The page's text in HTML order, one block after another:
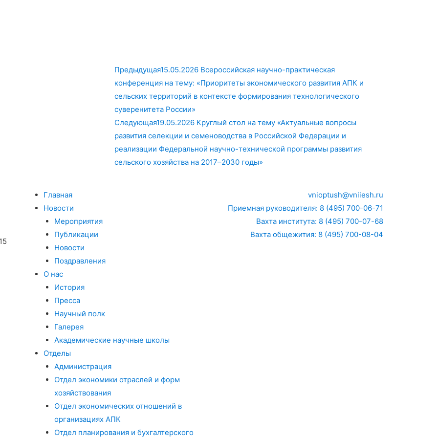
Предыдущая15.05.2026 Всероссийская научно-практическая
конференция на тему: «Приоритеты экономического развития АПК и
сельских территорий в контексте формирования технологического
суверенитета России»
Следующая19.05.2026 Круглый стол на тему «Актуальные вопросы
развития селекции и семеноводства в Российской Федерации и
реализации Федеральной научно-технической программы развития
сельского хозяйства на 2017–2030 годы»
Главная
Новости
Мероприятия
Публикации
Новости
Поздравления
О нас
История
Пресса
Научный полк
Галерея
Академические научные школы
Отделы
Администрация
Отдел экономики отраслей и форм
хозяйствования
Отдел экономических отношений в
организациях АПК
Отдел планирования и бухгалтерского
vnioptush@vniiesh.ru
Приемная руководителя: 8 (495) 700-06-71
Вахта института: 8 (495) 700-07-68
Вахта общежития: 8 (495) 700-08-04